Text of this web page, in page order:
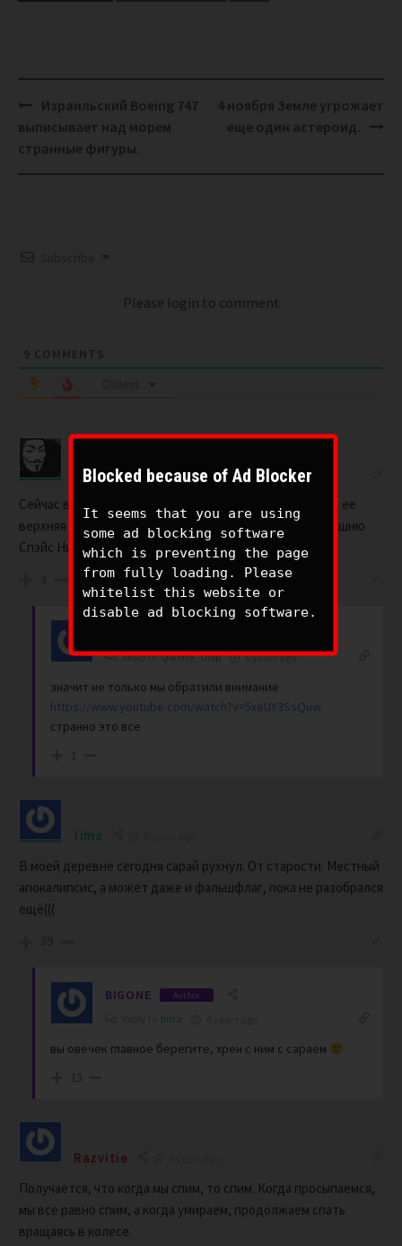
Post
navigation
Израильский Boeing 747
выписывает над морем
странные фигуры.
4 ноября Земле угрожает
еще один астероид.
Please login to comment
Qwerty_Uiop 6 years ago
Сейчас в Анкаре горит башня-планетарий! Но главное, ее
верхняя часть прям точь в точь похожа на верхнюю башню
Спэйс Ниддл в Сиэтле!
3
Reply toQwerty_Uiop 6 years ago
значит не только мы обратили внимание
https://www.youtube.com/watch?v=5xeUY3SsQuw
странно это все
1
fima
В моей деревне сегодня сарай рухнул. От старости. Местный
апокалипсис, а может даже и фальшфлаг, пока не разобрался
ещё(((
39
BIGONE Author
fima
вы овечек главное берегите, хрен с ним с сараем
13
Razvitie
Получается, что когда мы спим, то спим. Когда просыпаемся,
мы всё равно спим, а когда умираем, продолжаем спать
вращаясь в колесе.
Blocked because of Ad Blocker
It seems that you are using
some ad blocking software
which is preventing the page
from fully loading. Please
whitelist this website or
disable ad blocking software.